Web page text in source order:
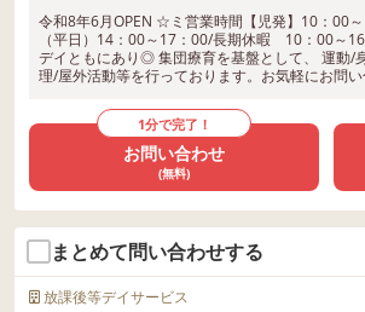
令和8年6月OPEN ☆ミ営業時間【児発】10：00～
（平日）14：00～17：00/長期休暇 10：00～
デイともにあり◎ 集団療育を基盤として、 運動/
理/屋外活動等を行っております。お気軽にお問
1分で完了！
お問い合わせ
(無料)
まとめて問い合わせする
放課後等デイサービス